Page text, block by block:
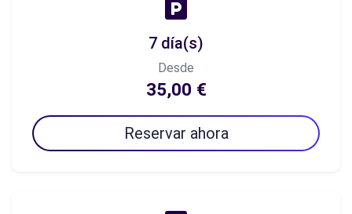
7 día(s)
Desde
35,00 €
Reservar ahora